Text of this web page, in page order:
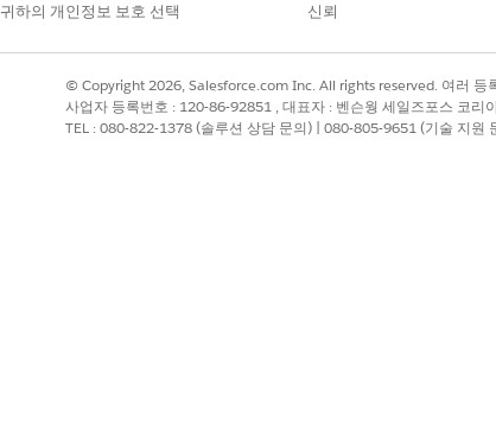
귀하의 개인정보 보호 선택
신뢰
© Copyright 2026, Salesforce.com Inc. All rights reserved. 여러 등
사업자 등록번호 : 120-86-92851 , 대표자 : 벤슨웡 세일즈포스 코
TEL : 080-822-1378 (솔루션 상담 문의) | 080-805-9651 (기술 지원